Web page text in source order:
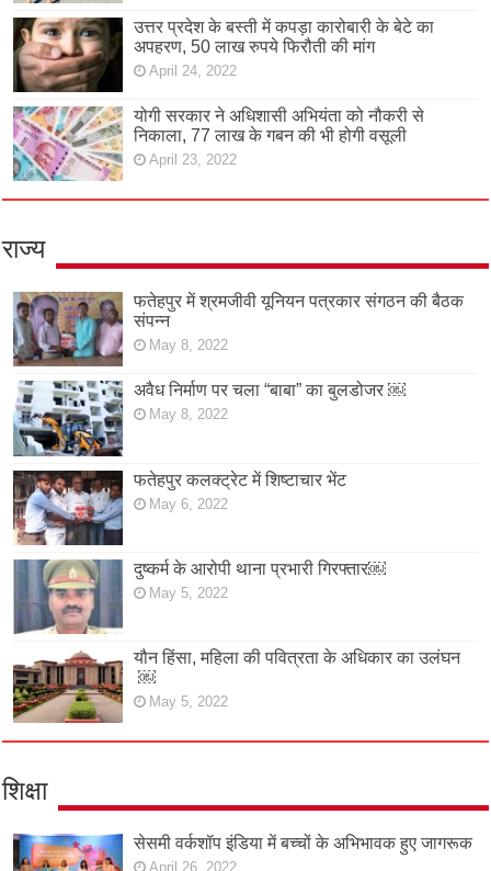
उत्तर प्रदेश के बस्ती में कपड़ा कारोबारी के बेटे का
अपहरण, 50 लाख रुपये फिरौती की मांग
April 24, 2022
योगी सरकार ने अधिशासी अभियंता को नौकरी से
निकाला, 77 लाख के गबन की भी होगी वसूली
April 23, 2022
राज्य
फतेहपुर में श्रमजीवी यूनियन पत्रकार संगठन की बैठक
संपन्न
May 8, 2022
अवैध निर्माण पर चला “बाबा” का बुलडोजर ￼
May 8, 2022
फतेहपुर कलक्ट्रेट में शिष्टाचार भेंट
May 6, 2022
दुष्कर्म के आरोपी थाना प्रभारी गिरफ्तार￼
May 5, 2022
यौन हिंसा, महिला की पवित्रता के अधिकार का उलंघन
￼
May 5, 2022
शिक्षा
सेसमी वर्कशॉप इंडिया में बच्चों के अभिभावक हुए जागरूक
April 26, 2022